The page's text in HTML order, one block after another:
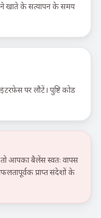
खाते के सत्यापन के समय
पर लौटें। पुष्टि कोड
आपका बैलेंस स्वतः वापस
प्राप्त संदेशों के